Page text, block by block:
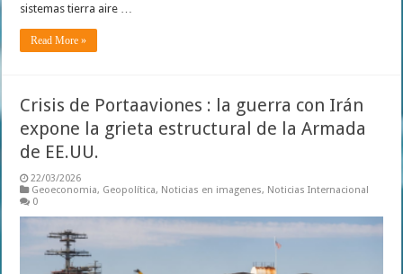
sistemas tierra aire …
Read More »
Crisis de Portaaviones : la guerra con Irán
expone la grieta estructural de la Armada
de EE.UU.
22/03/2026
Geoeconomia, Geopolítica, Noticias en imagenes, Noticias Internacional
0